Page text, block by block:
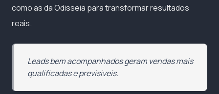
como as da Odisseia para transformar resultados
reais.
Leads bem acompanhados geram vendas mais
qualificadas e previsíveis.